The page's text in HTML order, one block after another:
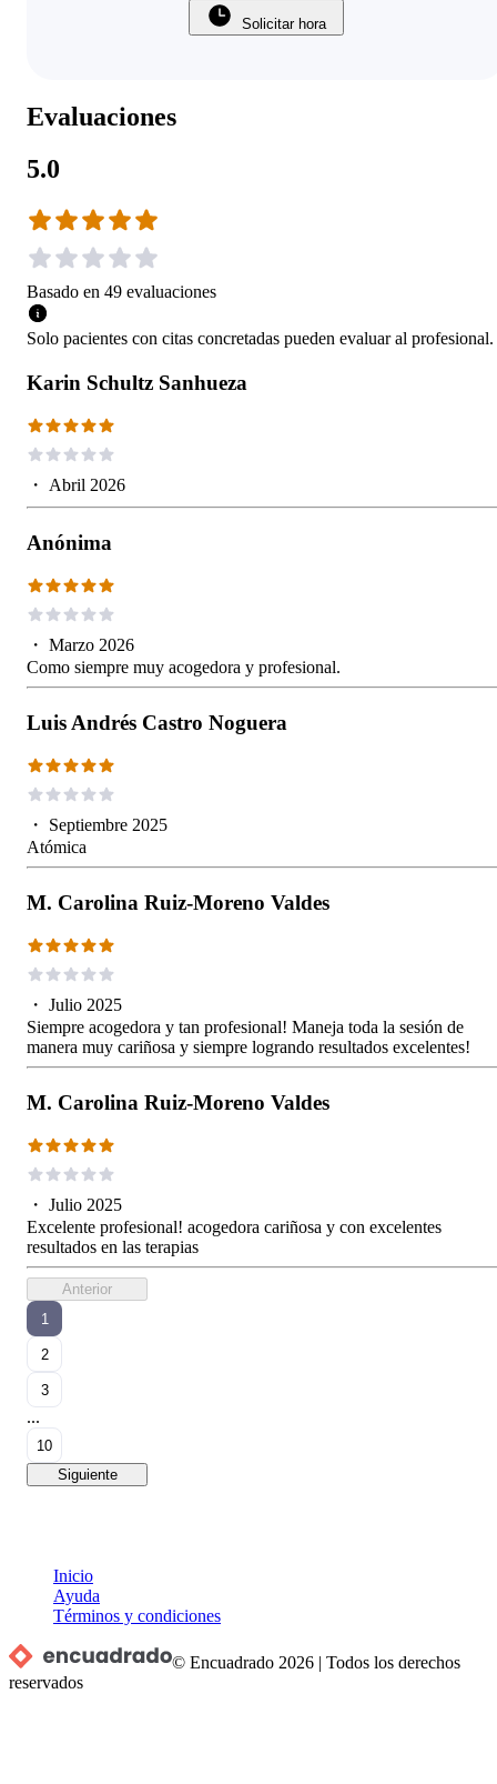
Solicitar hora
Evaluaciones
5.0
Basado en 49 evaluaciones
Solo pacientes con citas concretadas pueden evaluar al profesional.
Karin Schultz Sanhueza
・ Abril 2026
Anónima
・ Marzo 2026
Como siempre muy acogedora y profesional.
Luis Andrés Castro Noguera
・ Septiembre 2025
Atómica
M. Carolina Ruiz-Moreno Valdes
・ Julio 2025
Siempre acogedora y tan profesional! Maneja toda la sesión de
manera muy cariñosa y siempre logrando resultados excelentes!
M. Carolina Ruiz-Moreno Valdes
・ Julio 2025
Excelente profesional! acogedora cariñosa y con excelentes
resultados en las terapias
Anterior
1
2
3
...
10
Siguiente
Inicio
Ayuda
Términos y condiciones
© Encuadrado 2026 |Todos los derechos
reservados